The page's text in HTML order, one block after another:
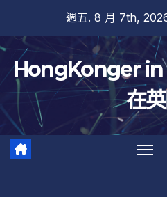
內
容
週五. 8 月 7th,
HongKonger in
在